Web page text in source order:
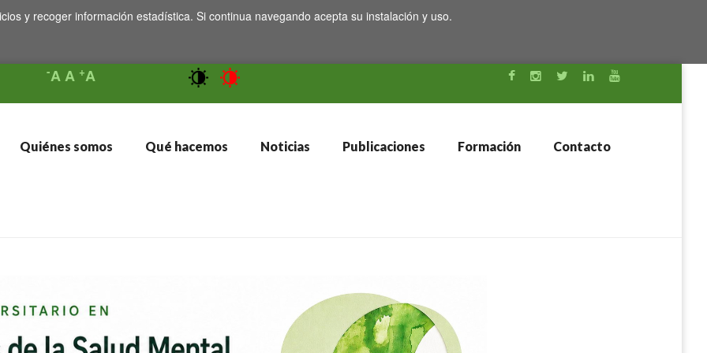
y recoger información estadística. Si continua navegando acepta su instalación y uso.
-AA +A
Quiénes somos Qué hacemos Noticias Publicaciones Formación Contacto